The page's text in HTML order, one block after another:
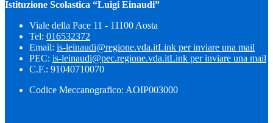
Istituzione Scolastica “Luigi Einaudi”
Viale della Pace 11 - 11100 Aosta
Tel: 016532372
Email: is-leinaudi@regione.vda.itLink per inviare una mail
PEC: is-leinaudi@pec.regione.vda.itLink per inviare una mail
C.F.: 91040710070
Codice Meccanografico: AOIP003000